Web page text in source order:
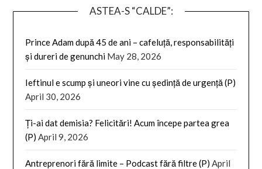
ASTEA-S “CALDE”:
Prince Adam după 45 de ani – cafeluță, responsabilități
și dureri de genunchi May 28, 2026
Ieftinul e scump și uneori vine cu ședință de urgență (P)
April 30, 2026
Ți-ai dat demisia? Felicitări! Acum începe partea grea
(P) April 9, 2026
Antreprenori fără limite – Podcast fără filtre (P) April